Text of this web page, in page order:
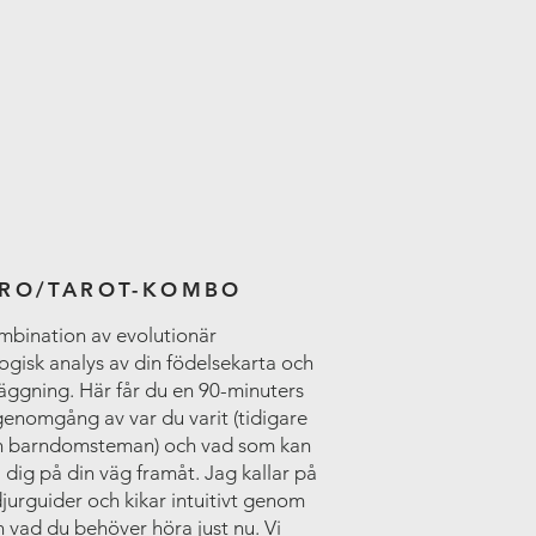
TAROT-KOMBO
av evolutionär
analys av din födelsekarta och
Här får du en 90-minuters
av var du varit (tidigare
barndomsteman) och vad som kan
dig på din väg framåt. Jag kallar på
och kikar intuitivt genom
vad du behöver höra just nu. Vi